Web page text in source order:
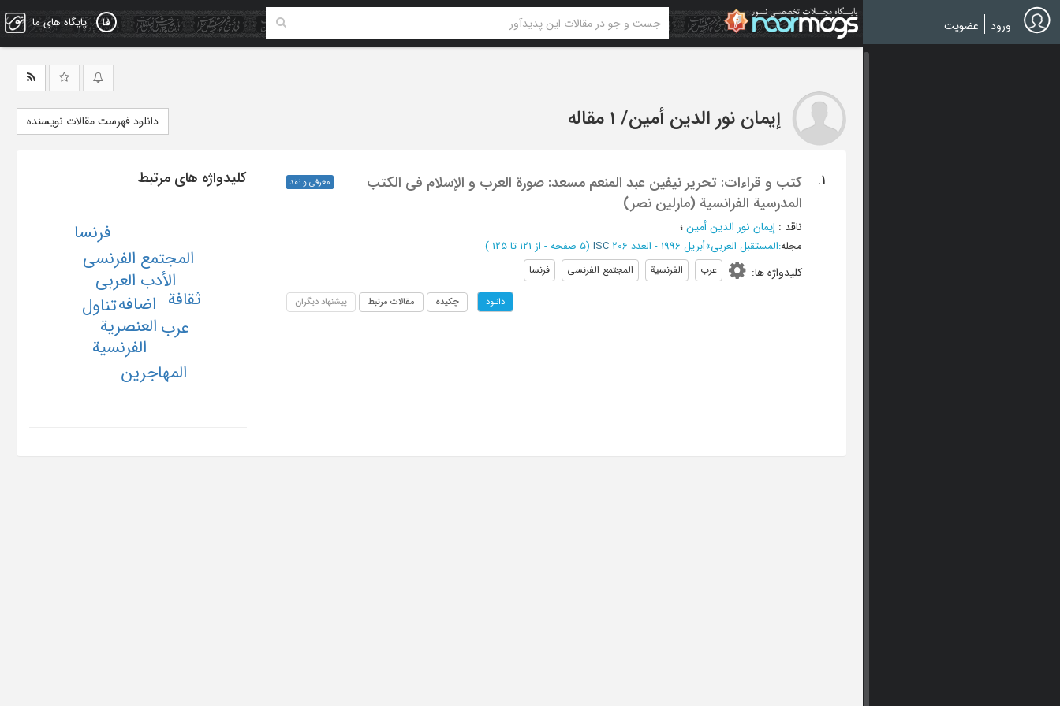
Skip
to
main
پایگاه های ما ورود عضویت
إیمان نور الدین أمین/ 1 مقاله دانلود فهرست مقالات نویسنده
1.
کتب و قراءات: تحریر نیفین عبد المنعم مسعد: صورة العرب و الإسلام فی الکتب
المدرسیة الفرانسیة (مارلین نصر)
معرفی و نقد
ناقد : إیمان نور الدین أمین؛
مجله:المستقبل العربی»أبریل 1996 - العدد 206 ISC (‎5 صفحه - از 121 تا 125 )
کلیدواژه ها: عرب الفرنسیة المجتمع الفرنسی فرنسا
دانلود چکیده مقالات مرتبط پیشنهاد دیگران
کلیدواژه های مرتبط
اضافه
الأدب العربی
العنصریة
الفرنسیة
المجتمع الفرنسی
المهاجرین
تناول
ثقافة
عرب
فرنسا